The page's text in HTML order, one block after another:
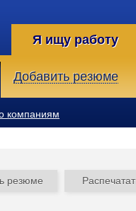
Я ищу работу
Добавить резюме
компаниям
резюме